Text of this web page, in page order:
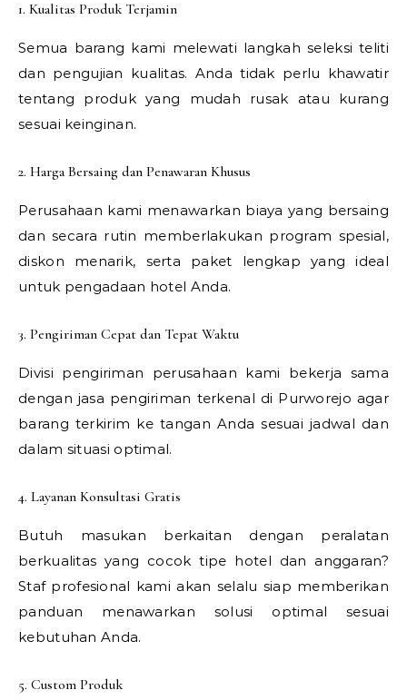
1. Kualitas Produk Terjamin
Semua barang kami melewati langkah seleksi teliti
dan pengujian kualitas. Anda tidak perlu khawatir
tentang produk yang mudah rusak atau kurang
sesuai keinginan.
2. Harga Bersaing dan Penawaran Khusus
Perusahaan kami menawarkan biaya yang bersaing
dan secara rutin memberlakukan program spesial,
diskon menarik, serta paket lengkap yang ideal
untuk pengadaan hotel Anda.
3. Pengiriman Cepat dan Tepat Waktu
Divisi pengiriman perusahaan kami bekerja sama
dengan jasa pengiriman terkenal di Purworejo agar
barang terkirim ke tangan Anda sesuai jadwal dan
dalam situasi optimal.
4. Layanan Konsultasi Gratis
Butuh masukan berkaitan dengan peralatan
berkualitas yang cocok tipe hotel dan anggaran?
Staf profesional kami akan selalu siap memberikan
panduan menawarkan solusi optimal sesuai
kebutuhan Anda.
5. Custom Produk